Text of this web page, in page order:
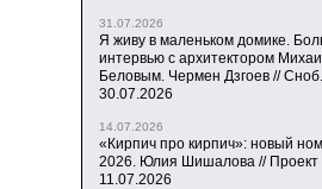
31.07.2026
Я живу в маленьком домике.
интервью с архитектором
Беловым. Чермен Дзгоев //
30.07.2026
14.07.2026
«Кирпич про кирпич»: новый
2026. Юлия Шишалова // Проект
11.07.2026